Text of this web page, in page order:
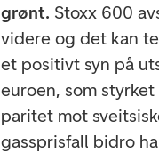
grønt. Stoxx 600
videre og det kan
et positivt syn på
euroen, som
paritet mot
gassprisfall bidro